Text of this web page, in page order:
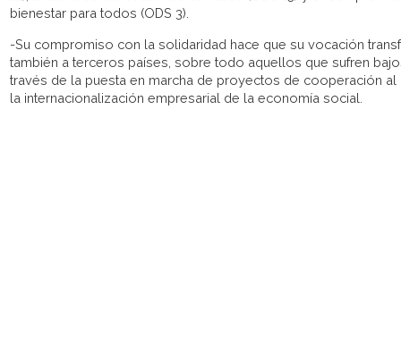
bienestar para todos (ODS 3).
-Su compromiso con la solidaridad hace que su vocación
también a terceros países, sobre todo aquellos que sufren
través de la puesta en marcha de proyectos de cooperación
la internacionalización empresarial de la economía social.